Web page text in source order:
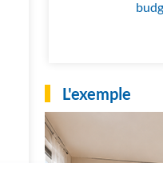
L'exemple